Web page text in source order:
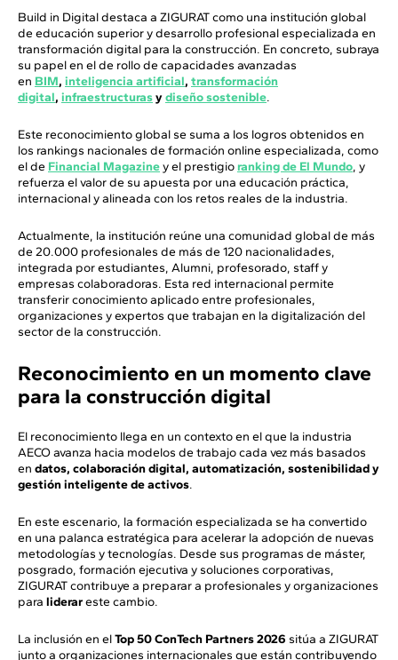
Build in Digital destaca a ZIGURAT como una institución global
de educación superior y desarrollo profesional especializada en
transformación digital para la construcción. En concreto, subraya
su papel en el de rollo de capacidades avanzadas
en BIM, inteligencia artificial, transformación
digital, infraestructurasydiseño sostenible.
Este reconocimiento global se suma a los logros obtenidos en
los rankings nacionales de formación online especializada, como
el de Financial Magaziney el prestigioranking de El Mundo, y
refuerza el valor de su apuesta por una educación práctica,
internacional y alineada con los retos reales de la industria.
Actualmente, la institución reúne una comunidad global de más
de 20.000 profesionales de más de 120 nacionalidades,
integrada por estudiantes, Alumni, profesorado, staff y
empresas colaboradoras. Esta red internacional permite
transferir conocimiento aplicado entre profesionales,
organizaciones y expertos que trabajan en la digitalización del
sector de la construcción.
Reconocimiento en un momento clave
para la construcción digital
El reconocimiento llega en un contexto en el que la industria
AECO avanza hacia modelos de trabajo cada vez más basados
en datos, colaboración digital, automatización, sostenibilidad y
gestión inteligente de activos.
En este escenario, la formación especializada se ha convertido
en una palanca estratégica para acelerar la adopción de nuevas
metodologías y tecnologías. Desde sus programas de máster,
posgrado, formación ejecutiva y soluciones corporativas,
ZIGURAT contribuye a preparar a profesionales y organizaciones
para liderareste cambio.
La inclusión en elTop 50 ConTech Partners 2026 sitúa a ZIGURAT
junto a organizaciones internacionales que están contribuyendo